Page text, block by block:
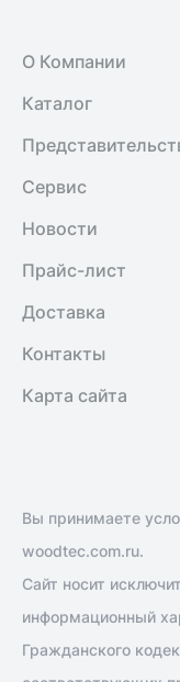
О Компании
Каталог
Сервис
Новости
Прайс-лист
Доставка
Контакты
Карта сайта
Вы принимаете
woodtec.com.ru.
Сайт носит
информационный
Гражданского